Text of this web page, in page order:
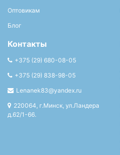
Оптовикам
Блог
Контакты
+375 (29) 680-08-05
+375 (29) 838-98-05
Lenanek83@yandex.ru
220064, г.Минск, ул.Ландера
д.62/1-66.